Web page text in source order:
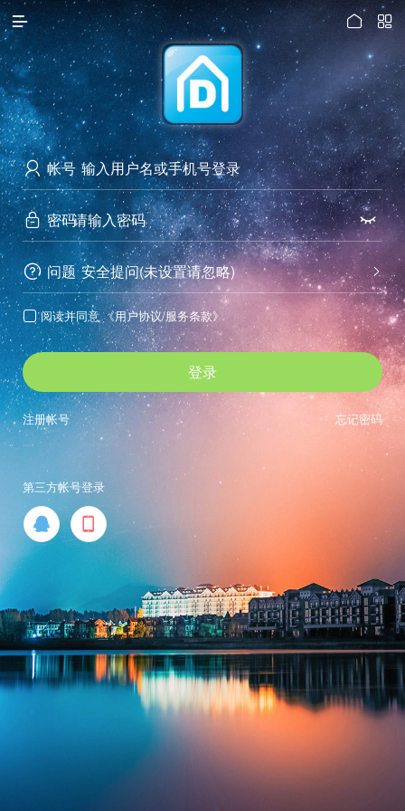

访问电脑版
 

 帐号
 密码 
 问题 
安全提问(未设置请忽略)
 阅读并同意 《用户协议/服务条款》
登录
忘记密码
注册帐号
第三方帐号登录
 